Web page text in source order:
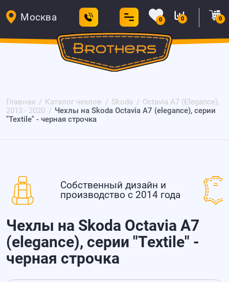
Москва 0 0 0
Главная Каталог чехлов Skoda
Octavia A7 (Elegance),
2013 - 2020
Чехлы на Skoda Octavia A7 (elegance), серии
"Textile" - черная строчка
Собственный дизайн и
производство с 2014 года
Чехлы на Skoda Octavia A7
(elegance), серии "Textile" -
черная строчка